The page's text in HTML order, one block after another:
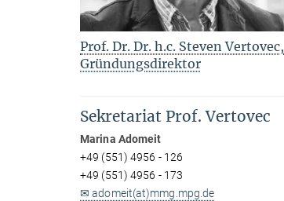
Prof. Dr. Dr. h.c. Steven Vertovec,
Gründungsdirektor
Sekretariat Prof. Vertovec
Marina Adomeit
+49 (551) 4956 - 126
+49 (551) 4956 - 173
✉ adomeit(at)mmg.mpg.de